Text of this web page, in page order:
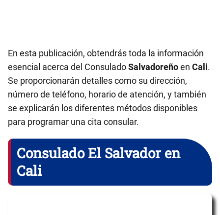
En esta publicación, obtendrás toda la información
esencial acerca del ConsuladoSalvadoreñoen Cali.
Se proporcionarán detalles como su dirección,
número de teléfono, horario de atención, y también
se explicarán los diferentes métodos disponibles
para programar una cita consular.
Consulado El Salvador en
Cali